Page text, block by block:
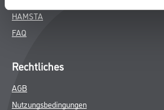
HAMSTA
FAQ
Rechtliches
AGB
Nutzungsbedingungen